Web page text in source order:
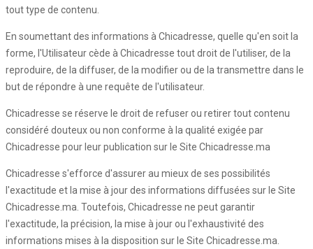
tout type de contenu.
En soumettant des informations à Chicadresse, quelle qu'en soit la
forme, l'Utilisateur cède à Chicadresse tout droit de l'utiliser, de la
reproduire, de la diffuser, de la modifier ou de la transmettre dans le
but de répondre à une requête de l'utilisateur.
Chicadresse se réserve le droit de refuser ou retirer tout contenu
considéré douteux ou non conforme à la qualité exigée par
Chicadresse pour leur publication sur le Site Chicadresse.ma
Chicadresse s'efforce d'assurer au mieux de ses possibilités
l'exactitude et la mise à jour des informations diffusées sur le Site
Chicadresse.ma. Toutefois, Chicadresse ne peut garantir
l'exactitude, la précision, la mise à jour ou l'exhaustivité des
informations mises à la disposition sur le Site Chicadresse.ma.